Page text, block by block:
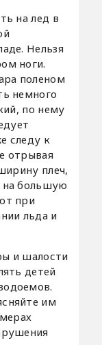
на лед в
Нельзя
ноги.
поленом
немного
по нему
следу к
отрывая
плеч,
на большую
при
льда и
и шалости
детей
им